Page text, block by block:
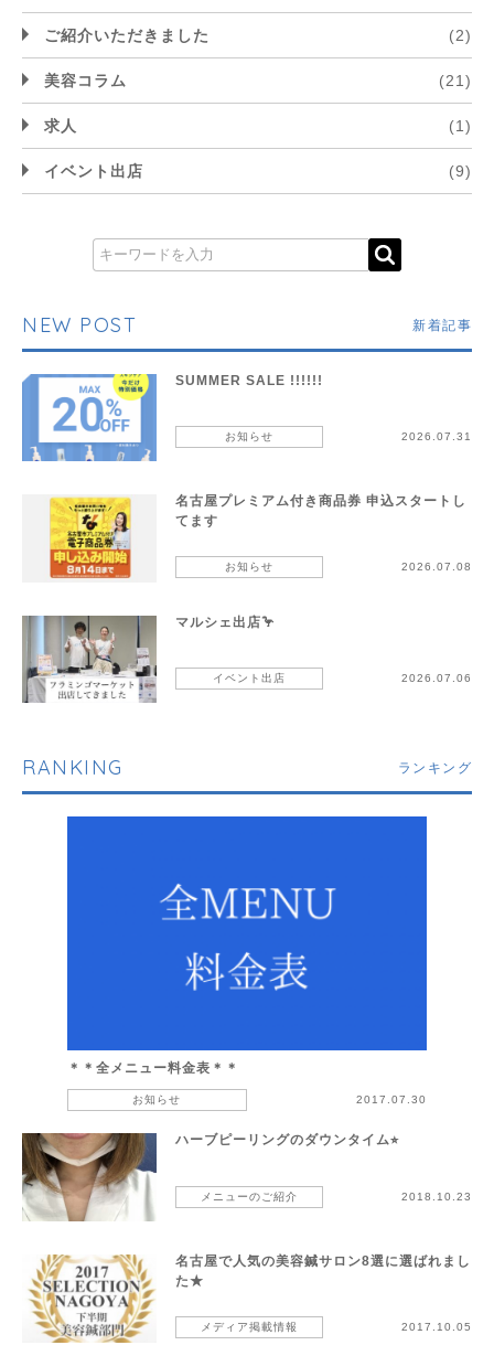
ご紹介いただきました (2)
美容コラム (21)
求人 (1)
イベント出店 (9)
NEW POST 新着記事
SUMMER SALE !!!!!!
お知らせ 2026.07.31
名古屋プレミアム付き商品券 申込スタートし
てます
お知らせ 2026.07.08
マルシェ出店🦩
イベント出店 2026.07.06
RANKING ランキング
＊＊全メニュー料金表＊＊
お知らせ 2017.07.30
ハーブピーリングのダウンタイム⭐︎
メニューのご紹介 2018.10.23
名古屋で人気の美容鍼サロン8選に選ばれまし
た★
メディア掲載情報 2017.10.05